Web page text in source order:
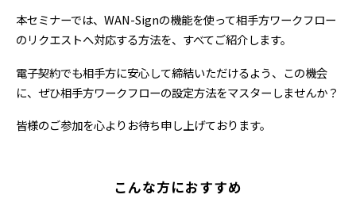
本セミナーでは、WAN-Signの機能を使って相手方ワークフロー
のリクエストへ対応する方法を、すべてご紹介します。
電子契約でも相手方に安心して締結いただけるよう、この機会
に、ぜひ相手方ワークフローの設定方法をマスターしませんか？
皆様のご参加を心よりお待ち申し上げております。
こんな方におすすめ